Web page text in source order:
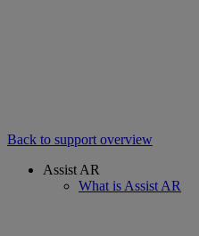
Back to support overview
Assist AR
What is Assist AR